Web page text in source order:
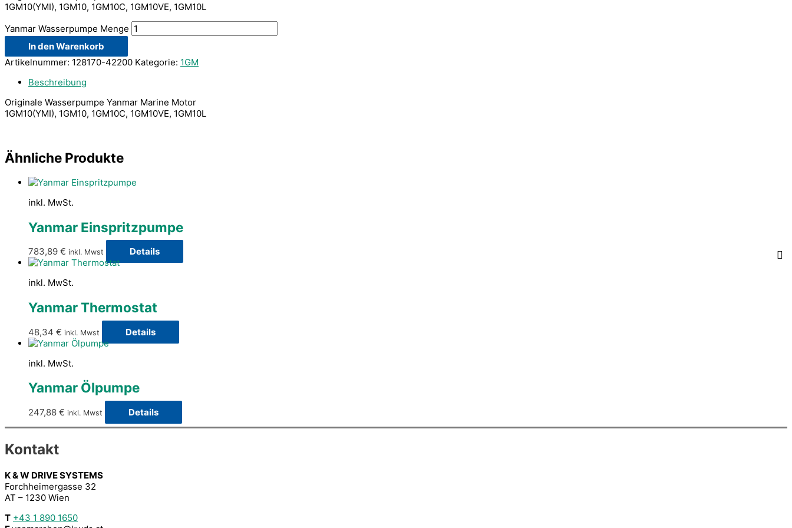
1GM10(YMI), 1GM10, 1GM10C, 1GM10VE, 1GM10L
Yanmar Wasserpumpe Menge
In den Warenkorb
Artikelnummer: 128170-42200 Kategorie: 1GM
Beschreibung
Originale Wasserpumpe Yanmar Marine Motor
1GM10(YMI), 1GM10, 1GM10C, 1GM10VE, 1GM10L
Ähnliche Produkte
inkl. MwSt.
Yanmar Einspritzpumpe
783,89 € inkl. Mwst Details
inkl. MwSt.
Yanmar Thermostat
48,34 € inkl. Mwst Details
inkl. MwSt.
Yanmar Ölpumpe
247,88 € inkl. Mwst Details
Kontakt
K & W DRIVE SYSTEMS
Forchheimergasse 32
AT – 1230 Wien
T +43 1 890 1650